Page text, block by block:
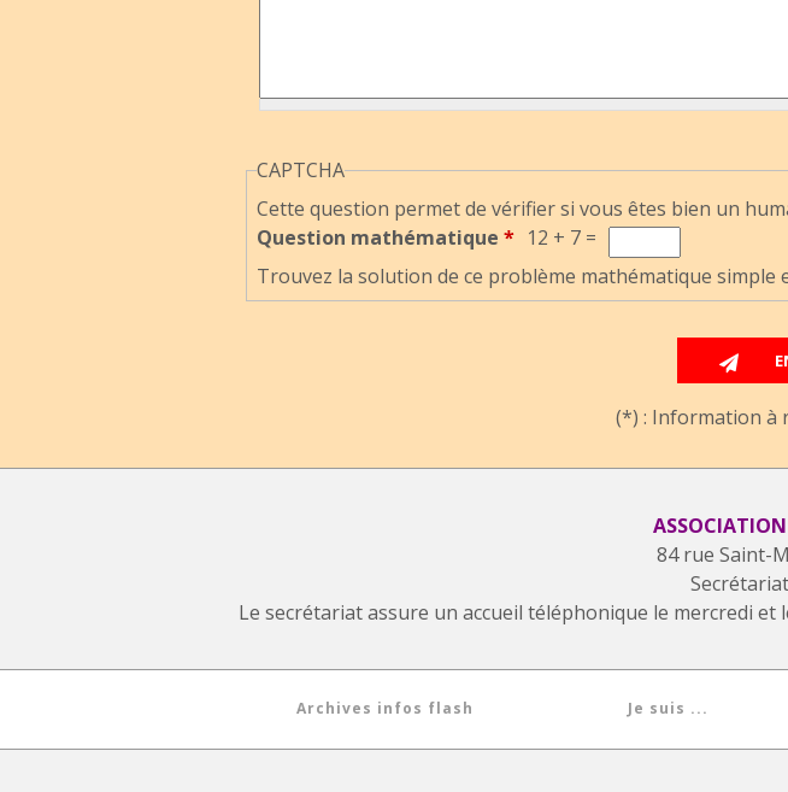
CAPTCHA
Cette question permet de vérifier si vous êtes bien un
Question mathématique * 12 + 7 =
Trouvez la solution de ce problème mathématique simple
(*) : Information à
84 rue Saint-
Le secrétariat assure un accueil téléphonique le mercredi et
Archives infos flash Je suis ...